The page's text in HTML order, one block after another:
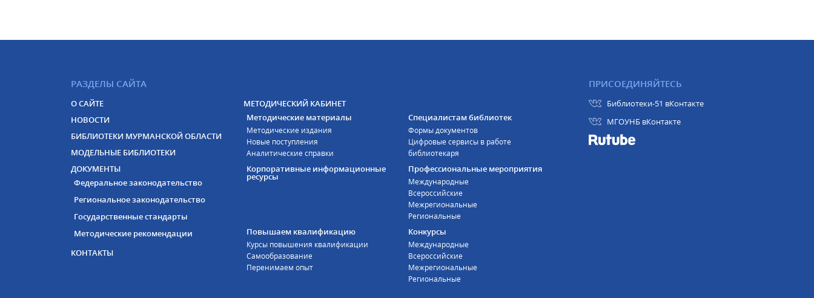
РАЗДЕЛЫ САЙТА
О САЙТЕ
НОВОСТИ
БИБЛИОТЕКИ МУРМАНСКОЙ ОБЛАСТИ
МОДЕЛЬНЫЕ БИБЛИОТЕКИ
ДОКУМЕНТЫ
Федеральное законодательство
Региональное законодательство
Государственные стандарты
Методические рекомендации
КОНТАКТЫ
МЕТОДИЧЕСКИЙ КАБИНЕТ
Методические материалы
Методические издания
Новые поступления
Аналитические справки
Специалистам библиотек
Формы документов
Цифровые сервисы в работе
библиотекаря
Корпоративные информационные
ресурсы
Профессиональные мероприятия
Международные
Всероссийские
Межрегиональные
Региональные
Повышаем квалификацию
Курсы повышения квалификации
Самообразование
Перенимаем опыт
Конкурсы
Международные
Всероссийские
Межрегиональные
Региональные
ПРИСОЕДИНЯЙТЕСЬ
Библиотеки-51 вКонтакте
МГОУНБ вКонтакте